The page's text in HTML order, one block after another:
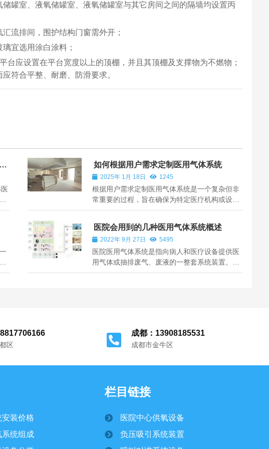
罐室、液氧储罐室、液氧储罐室与其它房间之间的隔墙均设置丙
流排间，围护结构门窗需外开；
宜选用涂白涂料；
应设置在平台宽度以上的顶棚，并且其顶棚及支撑物为不燃物；
符合平整、耐磨、防滑要求。
如何根据用户需求定制医用气体系统
2025年 1月 18日 1245
根据用户需求定制医用气体系统是一个复杂但非
常重要的过程，旨在确保为特定医疗机构或设施
提供最合适的解决方案。以下是定制医用气体系
面的需求分析至关重要。这包括了解用户的医疗
水平、服务范围、患者类型如养老院中的...
医院会用到的几种医用气体系统概述
2022年 9月 27日 5495
医院医用气体系统是指向病人和医疗设备提供医
用气体或抽排废气、废液的一整套系统装置。常
用的医用供气系统有中心供氧系统、压缩空气系
区
成都：13908185531
成都市金牛区
装价格
系统组成
栏目链接
医院中心供氧设备
负压吸引系统装置